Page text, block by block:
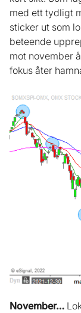
med ett tydligt
sticker ut som
beteende
mot november
fokus åter
November…